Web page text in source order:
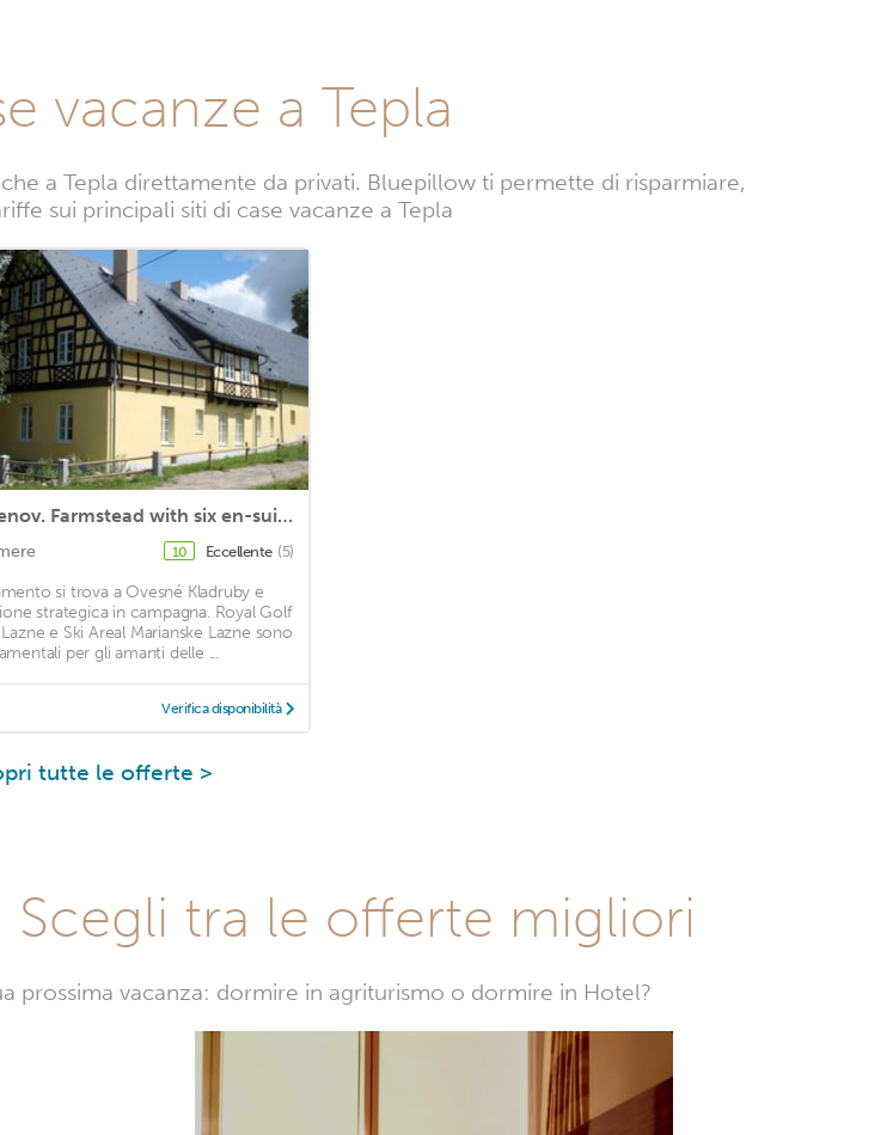
vacanze a Tepla
a Tepla direttamente da privati. Bluepillow ti permette di risparmiare,
sui principali siti di case vacanze a Tepla
Mar.Lazne:Renov. Farmstead with six en-suite double rooms,2 kitchens non-smoking
10 Eccellente (5)
si trova a Ovesné Kladruby e
strategica in campagna. Royal Golf
e Ski Areal Marianske Lazne sono
per gli amanti delle ...
Verifica disponibilità
tutte le offerte >
tra le offerte migliori
prossima vacanza: dormire in agriturismo o dormire in Hotel?